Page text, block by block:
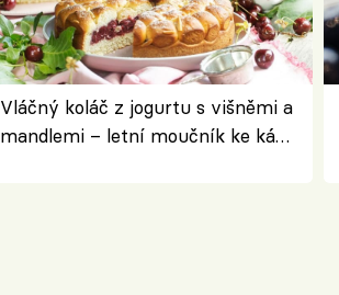
Vláčný koláč z jogurtu s višněmi a
mandlemi – letní moučník ke kávě